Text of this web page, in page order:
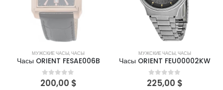
МУЖСКИЕ ЧАСЫ,ЧАСЫ
Часы ORIENT FESAE006B
0out of 5
200,00 $
МУЖСКИЕ ЧАСЫ,ЧАСЫ
Часы ORIENT FEU00002KW
0out of 5
225,00 $